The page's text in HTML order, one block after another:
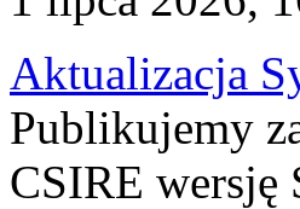
Aktualizacja
Publikujemy
CSIRE wersję